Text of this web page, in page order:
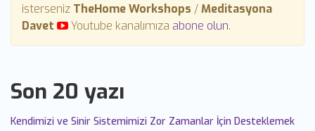
isterseniz TheHome Workshops /Meditasyona
Davet
Youtube kanalımıza abone olun.
Son 20 yazı
Kendimizi ve Sinir Sistemimizi Zor Zamanlar İçin Desteklemek